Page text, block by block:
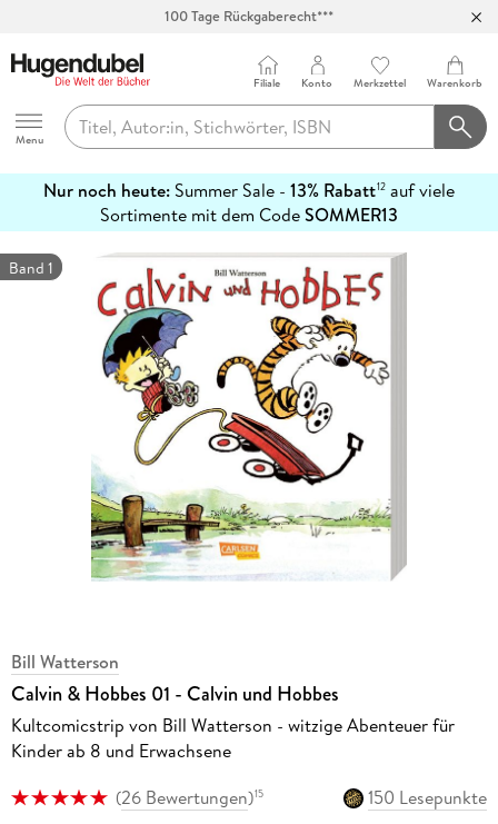
Hugendubel
Menu
Filiale Konto Merkzettel Warenkorb
Nur noch heute: Summer Sale - 13% Rabatt12 auf viele
Sortimente mit dem CodeSOMMER13
erfahren
Band 1
Bill Watterson
Calvin & Hobbes 01 - Calvin und Hobbes
Kultcomicstrip von Bill Watterson - witzige Abenteuer für
Kinder ab 8 und Erwachsene
(26 Bewertungen)15
150 Lesepunkte